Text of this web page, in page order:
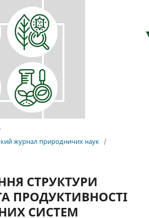
журнал природничих наук /
СТРУКТУРИ
ПРОДУКТИВНОСТІ
СИСТЕМ